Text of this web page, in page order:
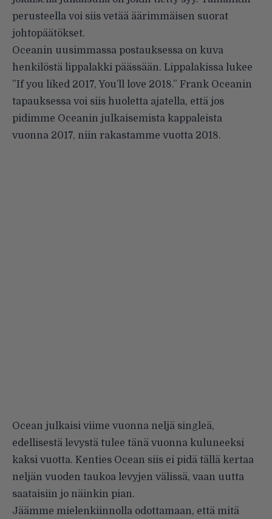
perusteella voi siis vetää äärimmäisen suorat
johtopäätökset.
Oceanin uusimmassa postauksessa on kuva
henkilöstä lippalakki päässään. Lippalakissa lukee
”If you liked 2017, You’ll love 2018.” Frank Oceanin
tapauksessa voi siis huoletta ajatella, että jos
pidimme Oceanin julkaisemista kappaleista
vuonna 2017, niin rakastamme vuotta 2018.
Ocean julkaisi viime vuonna neljä singleä,
edellisestä levystä tulee tänä vuonna kuluneeksi
kaksi vuotta. Kenties Ocean siis ei pidä tällä kertaa
neljän vuoden taukoa levyjen välissä, vaan uutta
saataisiin jo näinkin pian.
Jäämme mielenkiinnolla odottamaan, että mitä